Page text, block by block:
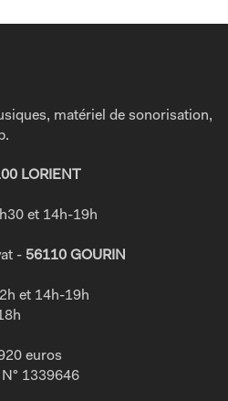
matériel de sonorisation,
LORIENT
et 14h-19h
- 56110 GOURIN
et 14h-19h
euros
1339646